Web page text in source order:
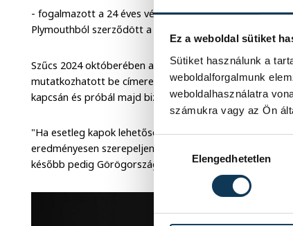
Ez a weboldal sütiket
Sütiket használunk a
weboldalforgalmunk
weboldalhasználatra
számukra vagy az Ön
Elengedhetetlen
- fogalmazott a 24 éves védő, aki február közepén az
Plymouthból szerződött a vajdasági együtteshez.
Szűcs 2024 októberében a Bosznia-Hercegovinában
mutatkozhatott be címeres mezben. Mint mondta,
kapcsán és próbál majd bizonyítani az edzéseken.
"Ha esetleg kapok lehetőséget, megpróbálok élni vele,
eredményesen szerepeljen" - tekintett előre. A
később pedig Görögország együttesét fogadja a Puskás